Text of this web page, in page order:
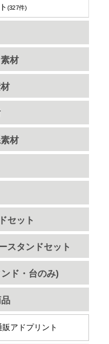
(327件)
材
材
セット
スタンドセット
ド・台のみ)
アドプリント